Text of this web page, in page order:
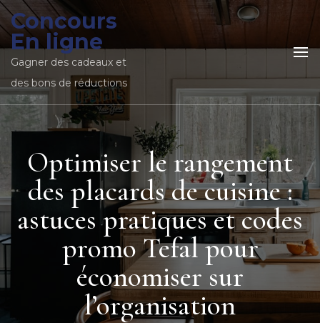
Concours
En ligne
Gagner des cadeaux et
des bons de réductions
Optimiser le rangement
des placards de cuisine :
astuces pratiques et codes
promo Tefal pour
économiser sur
l’organisation